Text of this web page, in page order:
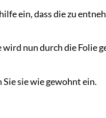
ein, dass die zu
nun durch die Folie
sie wie gewohnt ein.